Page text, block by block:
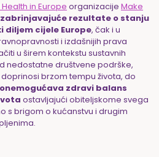
in Europe organizacije Make
zabrinjavajuće rezultate o stanju
cijele Europe, čak i u
i izdašnijih prava
u širem kontekstu sustavnih
nedostatne društvene podrške,
brzom tempu života, do
zdravi balans
ostavljajući obiteljskome svega
s brigom o kućanstvu i drugim